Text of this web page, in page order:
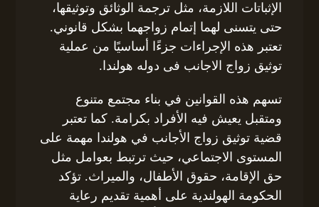
الإثباتات اللازمة، مثل ترجمة الوثائق وتوثيقها،
حتى يتسنى لهما إتمام زواجهما بشكل قانوني.
تعتبر هذه الإجراءات جزءًا أساسيًا من عملية
توثيق زواج الاجانب فى دوله هولندا.
تسهم هذه القوانين في بناء مجتمع متنوع
ومتقبل يعيش فيه الأفراد بكرامة. كما تعتبر
قضية توثيق زواج الأجانب في هولندا مهمة على
المستوى الاجتماعي، حيث ترتبط بعوامل مثل
حق الإقامة، حقوق الأطفال، والميراث. تؤكد
الحكومة الهولندية على أهمية تقديم رعاية